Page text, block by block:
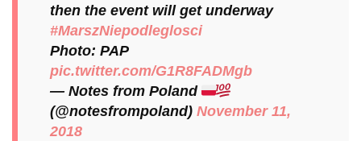
then the event will get underway
#MarszNiepodleglosci
Photo: PAP
pic.twitter.com/G1R8FADMgb
— Notes from Poland
(@notesfrompoland) November 11,
2018